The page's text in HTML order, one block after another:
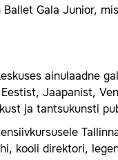
Gala Junior,
ainulaadne
Jaapanist,
ja tantsukunsti
kooli direktori,